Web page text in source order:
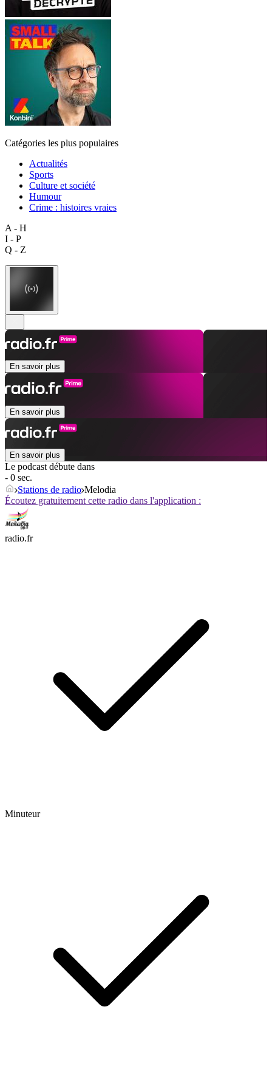
Catégories les plus populaires
Actualités
Sports
Culture et société
Humour
Crime : histoires vraies
A - H
I - P
Q - Z
En savoir plus
En savoir plus
En savoir plus
Le podcast débute dans
- 0 sec.
Stations de radio Melodia
Écoutez gratuitement cette radio dans l'application :
radio.fr
Minuteur